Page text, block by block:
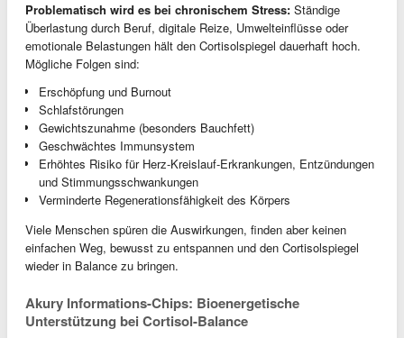
Problematisch wird es bei chronischem Stress: Ständige
Überlastung durch Beruf, digitale Reize, Umwelteinflüsse oder
emotionale Belastungen hält den Cortisolspiegel dauerhaft hoch.
Mögliche Folgen sind:
Erschöpfung und Burnout
Schlafstörungen
Gewichtszunahme (besonders Bauchfett)
Geschwächtes Immunsystem
Erhöhtes Risiko für Herz-Kreislauf-Erkrankungen, Entzündungen
und Stimmungsschwankungen
Verminderte Regenerationsfähigkeit des Körpers
Viele Menschen spüren die Auswirkungen, finden aber keinen
einfachen Weg, bewusst zu entspannen und den Cortisolspiegel
wieder in Balance zu bringen.
Akury Informations-Chips: Bioenergetische
Unterstützung bei Cortisol-Balance